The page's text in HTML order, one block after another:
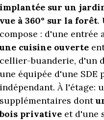
implantée sur un
vue à 360° sur la forêt.
compose : d'une entrée
une cuisine ouverte
cellier-buanderie, d'un
une équipée d'une
indépendant. À l'étage:
supplémentaires dont
bois privative et d'une